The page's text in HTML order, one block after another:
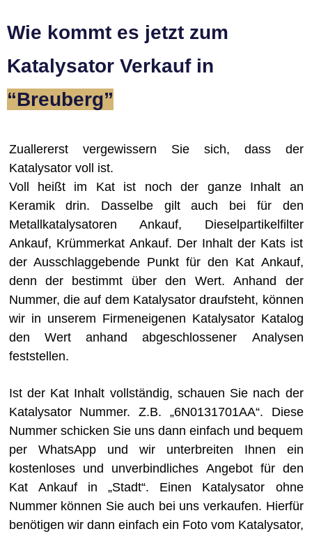
Wie kommt es jetzt zum
Katalysator Verkauf in
“Breuberg”
Zuallererst vergewissern Sie sich, dass der
Katalysator voll ist.
Voll heißt im Kat ist noch der ganze Inhalt an
Keramik drin. Dasselbe gilt auch bei für den
Metallkatalysatoren Ankauf, Dieselpartikelfilter
Ankauf, Krümmerkat Ankauf. Der Inhalt der Kats ist
der Ausschlaggebende Punkt für den Kat Ankauf,
denn der bestimmt über den Wert. Anhand der
Nummer, die auf dem Katalysator draufsteht, können
wir in unserem Firmeneigenen Katalysator Katalog
den Wert anhand abgeschlossener Analysen
feststellen.
Ist der Kat Inhalt vollständig, schauen Sie nach der
Katalysator Nummer. Z.B. „6N0131701AA“. Diese
Nummer schicken Sie uns dann einfach und bequem
per WhatsApp und wir unterbreiten Ihnen ein
kostenloses und unverbindliches Angebot für den
Kat Ankauf in „Stadt“. Einen Katalysator ohne
Nummer können Sie auch bei uns verkaufen. Hierfür
benötigen wir dann einfach ein Foto vom Katalysator,